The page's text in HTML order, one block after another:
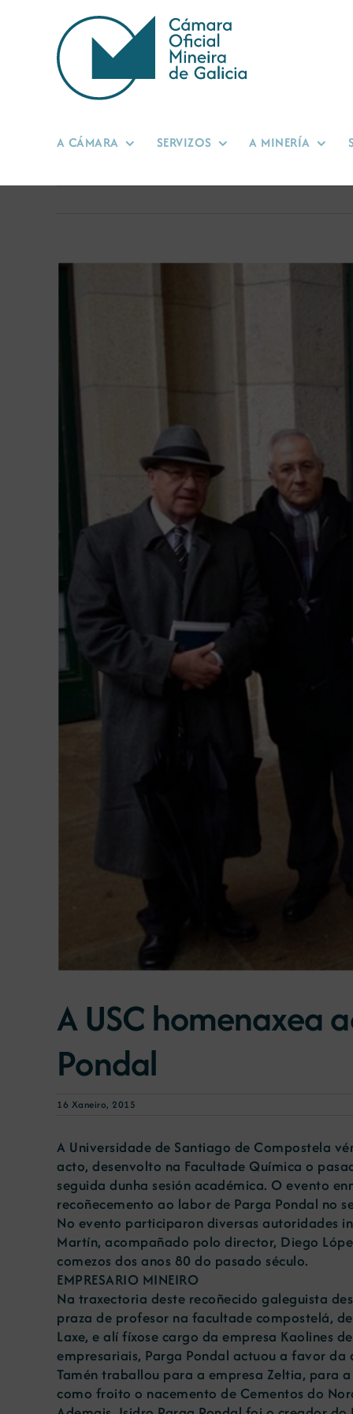
A CÁMARA SERVIZOS A MINERÍA
View
A USC homenaxea
Pondal
16 Xaneiro, 2015
A Universidade de Santiago de Compostela
acto, desenvolto na Facultade Química o
seguida dunha sesión académica. O evento
recoñecemento ao labor de Parga Pondal no
No evento participaron diversas autoridades
Martín, acompañado polo director, Diego
comezos dos anos 80 do pasado século.
EMPRESARIO MINEIRO
Na traxectoria deste recoñecido galeguista
praza de profesor na facultade compostelá,
Laxe, e alí fíxose cargo da empresa Kaolines
empresariais, Parga Pondal actuou a favor da
Tamén traballou para a empresa Zeltia, para
como froito o nacemento de Cementos do